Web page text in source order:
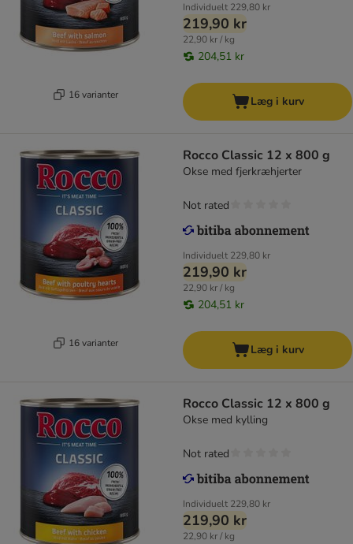
16 varianter
Individuelt 229,80 kr
219,90 kr
22,90 kr / kg
204,51 kr
Læg i kurv
16 varianter
Rocco Classic 12 x 800 g
Okse med fjerkræhjerter
Individuelt 229,80 kr
219,90 kr
22,90 kr / kg
204,51 kr
Not rated
Læg i kurv
Rocco Classic 12 x 800 g
Okse med kylling
Individuelt 229,80 kr
219,90 kr
22,90 kr / kg
Not rated